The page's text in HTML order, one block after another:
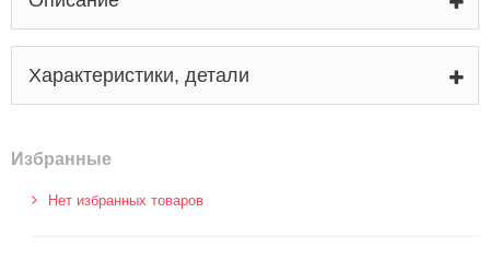
Характеристики, детали
Избранные
Нет избранных товаров